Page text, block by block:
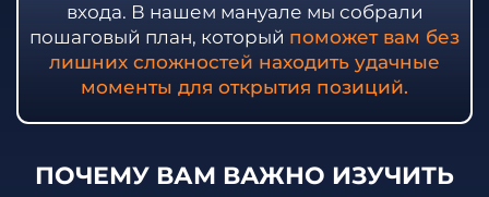
входа. В нашем мануале мы собрали
пошаговый план, который поможет вам без
лишних сложностей находить удачные
моменты для открытия позиций.
ПОЧЕМУ ВАМ ВАЖНО ИЗУЧИТЬ